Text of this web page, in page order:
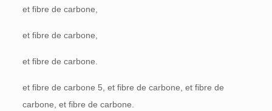
et fibre de carbone,
et fibre de carbone,
et fibre de carbone.
et fibre de carbone 5, et fibre de carbone, et fibre de
carbone, et fibre de carbone.